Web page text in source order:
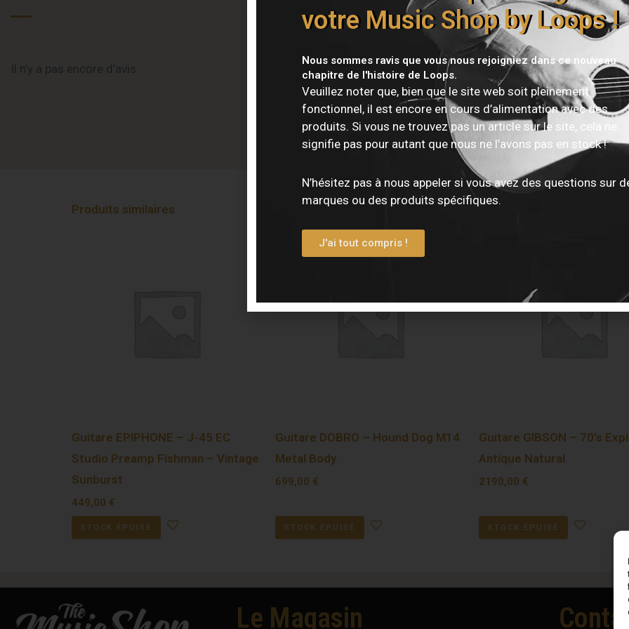
Vous devez être connectépour publier un avis.
Produits similaires
Guitare EPIPHONE – J-45 EC
Studio Preamp Fishman – Vintage
Sunburst
449,00 €
STOCK ÉPUISÉ
Guitare DOBRO – Hound Dog M14
Metal Body
699,00 €
STOCK ÉPUISÉ
Guitare GIBSON – 70’s
Antique Natural
2190,00 €
STOCK ÉPUISÉ
Le Magasin
votre Music Shop by Loops !
Nous sommes ravis que vous nous rejoigniez dans ce nouveau
chapitre de l'histoire de Loops.
Veuillez noter que, bien que le site web soit pleinement
fonctionnel, il est encore en cours d’alimentation avec des
produits. Si vous ne trouvez pas un article sur le site, cela ne
signifie pas pour autant que nous ne l’avons pas en stock !
N’hésitez pas à nous appeler si vous avez des questions sur
marques ou des produits spécifiques.
J'ai tout compris !